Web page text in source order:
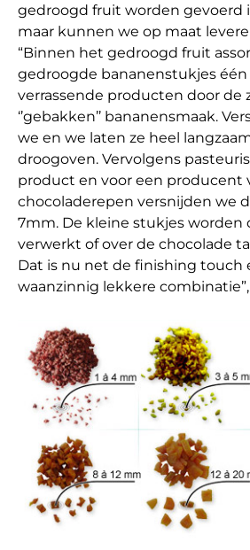
gedroogd fruit worden gevoerd
maar kunnen we op maat
“Binnen het gedroogd fruit
gedroogde bananenstukjes één
verrassende producten door de
‘’gebakken’’ bananensmaak.
we en we laten ze heel
droogoven. Vervolgens
product en voor een producent
chocoladerepen versnijden we
7mm. De kleine stukjes worden
verwerkt of over de chocolade
Dat is nu net de finishing touch
waanzinnig lekkere